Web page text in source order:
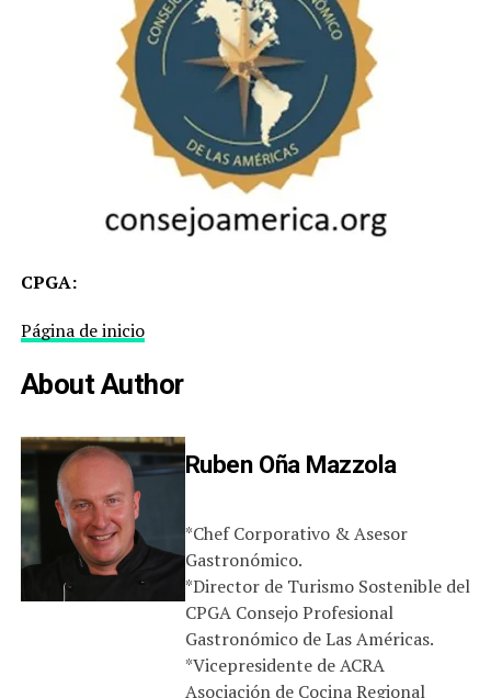
CPGA:
Página de inicio
About Author
Ruben Oña Mazzola
*Chef Corporativo & Asesor
Gastronómico.
*Director de Turismo Sostenible del
CPGA Consejo Profesional
Gastronómico de Las Américas.
*Vicepresidente de ACRA
Asociación de Cocina Regional